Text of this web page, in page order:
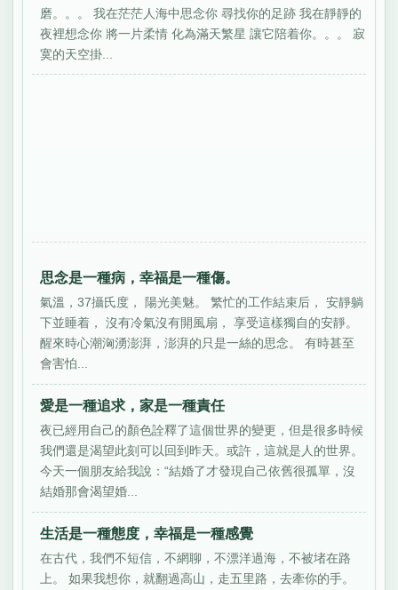
磨。。。 我在茫茫人海中思念你 尋找你的足跡 我在靜靜的
夜裡想念你 將一片柔情 化為滿天繁星 讓它陪着你。。。 寂
寞的天空掛...
思念是一種病，幸福是一種傷。
氣溫，37攝氏度， 陽光美魅。 繁忙的工作結束后， 安靜躺
下並睡着， 沒有冷氣沒有開風扇， 享受這樣獨自的安靜。
醒來時心潮洶湧澎湃，澎湃的只是一絲的思念。 有時甚至
會害怕...
愛是一種追求，家是一種責任
夜已經用自己的顏色詮釋了這個世界的變更，但是很多時候
我們還是渴望此刻可以回到昨天。或許，這就是人的世界。
今天一個朋友給我說：“結婚了才發現自己依舊很孤單，沒
結婚那會渴望婚...
生活是一種態度，幸福是一種感覺
在古代，我們不短信，不網聊，不漂洋過海，不被堵在路
上。 如果我想你，就翻過高山，走五里路，去牽你的手。